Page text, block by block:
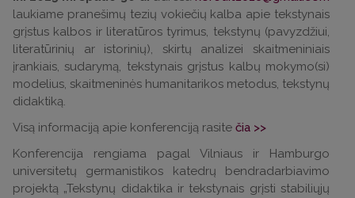
laukiame pranešimų tezių vokiečių kalba apie tekstynais
grįstus kalbos ir literatūros tyrimus, tekstynų (pavyzdžiui,
literatūrinių ar istorinių), skirtų analizei skaitmeniniais
įrankiais, sudarymą, tekstynais grįstus kalbų mokymo(si)
modelius, skaitmeninės humanitarikos metodus, tekstynų
didaktiką.
Visą informaciją apie konferenciją rasite čia >>
Konferencija rengiama pagal Vilniaus ir Hamburgo
universitetų germanistikos katedrų bendradarbiavimo
projektą „Tekstynų didaktika ir tekstynais grįsti stabiliųjų